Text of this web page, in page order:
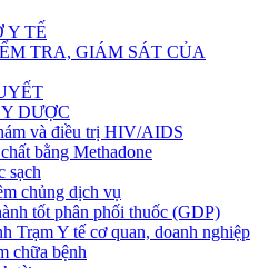
Y TẾ
TRA, GIÁM SÁT CỦA
DƯỢC
và điều trị HIV/AIDS
bằng Methadone
sạch
chủng dịch vụ
tốt phân phối thuốc (GDP)
Trạm Y tế cơ quan, doanh nghiệp
chữa bệnh